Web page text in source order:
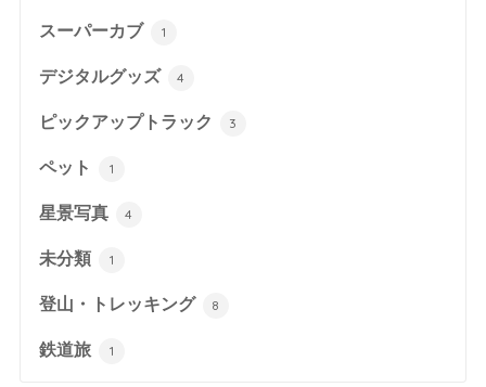
スーパーカブ 1
デジタルグッズ 4
ピックアップトラック 3
ペット 1
星景写真 4
未分類 1
登山・トレッキング 8
鉄道旅 1